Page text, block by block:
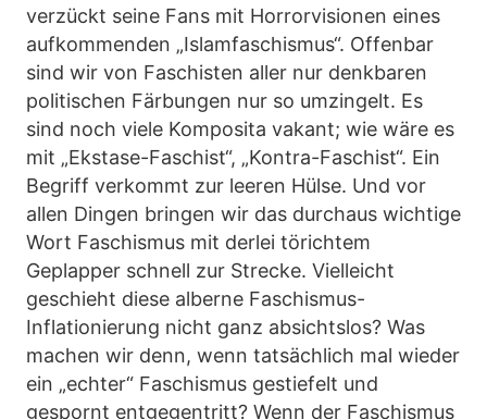
verzückt seine Fans mit Horrorvisionen eines
aufkommenden „Islamfaschismus“. Offenbar
sind wir von Faschisten aller nur denkbaren
politischen Färbungen nur so umzingelt. Es
sind noch viele Komposita vakant; wie wäre es
mit „Ekstase-Faschist“, „Kontra-Faschist“. Ein
Begriff verkommt zur leeren Hülse. Und vor
allen Dingen bringen wir das durchaus wichtige
Wort Faschismus mit derlei törichtem
Geplapper schnell zur Strecke. Vielleicht
geschieht diese alberne Faschismus-
Inflationierung nicht ganz absichtslos? Was
machen wir denn, wenn tatsächlich mal wieder
ein „echter“ Faschismus gestiefelt und
gespornt entgegentritt? Wenn der Faschismus